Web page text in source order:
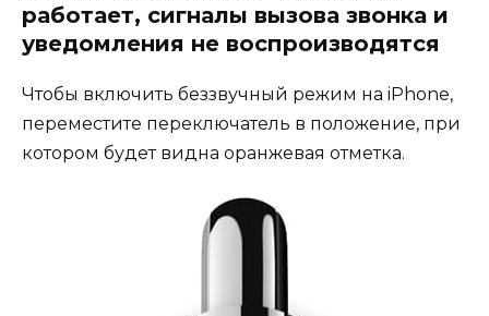
работает, сигналы вызова звонка и
уведомления не воспроизводятся
Чтобы включить беззвучный режим на iPhone,
переместите переключатель в положение, при
котором будет видна оранжевая отметка.